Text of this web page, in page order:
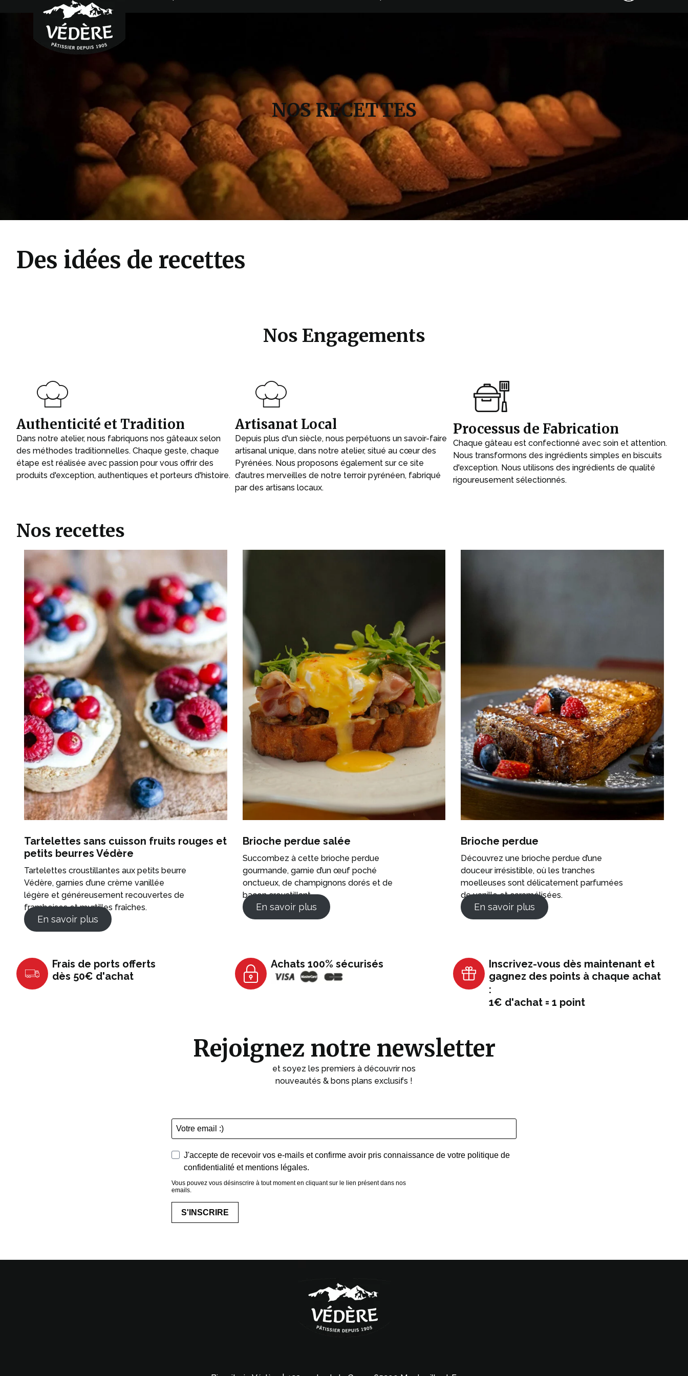
NOS RECETTES
Des idées de recettes
Nos Engagements
Authenticité et Tradition
Dans notre atelier, nous fabriquons nos gâteaux selon
des méthodes traditionnelles. Chaque geste, chaque
étape est réalisée avec passion pour vous offrir des
produits d'exception, authentiques et porteurs d'histoire.
Artisanat Local
Depuis plus d'un siècle, nous perpétuons un savoir-faire
artisanal unique, dans notre atelier, situé au cœur des
Pyrénées. Nous proposons également sur ce site
d’autres merveilles de notre terroir pyrénéen, fabriqué
par des artisans locaux.
Processus de Fabrication
Chaque gâteau est confectionné avec soin et attention.
Nous transformons des ingrédients simples en biscuits
d'exception. Nous utilisons des ingrédients de qualité
rigoureusement sélectionnés.
Nos recettes
Tartelettes sans cuisson fruits rouges et
petits beurres Védère
Tartelettes croustillantes aux petits beurre
Védère, garnies d’une crème vanillée
légère et généreusement recouvertes de
framboises et myrtilles fraîches.
En savoir plus
Brioche perdue salée
Succombez à cette brioche perdue
gourmande, garnie d’un œuf poché
onctueux, de champignons dorés et de
bacon croustillant.
En savoir plus
Brioche perdue
Découvrez une brioche perdue d’une
douceur irrésistible, où les tranches
moelleuses sont délicatement parfumées
de vanille et caramélisées.
En savoir plus
Frais de ports offerts
dès 50€ d'achat
Achats 100% sécurisés
Inscrivez-vous dès maintenant et
gagnez des points à chaque achat
:
1€ d'achat = 1 point
Rejoignez notre newsletter
et soyez les premiers à découvrir nos
nouveautés & bons plans exclusifs !
J'accepte de recevoir vos e-mails et confirme avoir pris connaissance de votre politique de
confidentialité et mentions légales.
Vous pouvez vous désinscrire à tout moment en cliquant sur le lien présent dans nos
emails.
S'INSCRIRE